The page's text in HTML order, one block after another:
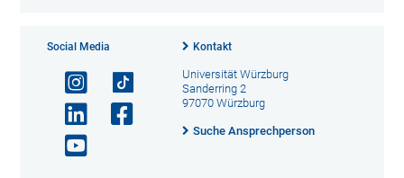
Social Media Kontakt
Universität Würzburg
Sanderring 2
97070 Würzburg
Suche Ansprechperson